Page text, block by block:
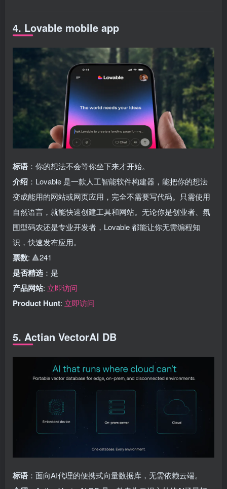
4. Lovable mobile app
标语 ：你的想法不会等你坐下来才开始。
介绍 ：Lovable 是一款人工智能软件构建器，能把你的想法
变成能用的网站或网页应用，完全不需要写代码。只需使用
自然语言，就能快速创建工具和网站。无论你是创业者、氛
围型码农还是专业开发者，Lovable 都能让你无需编程知
识，快速发布应用。
票数: 🔺241
是否精选 ：是
产品网站: 立即访问
Product Hunt: 立即访问
5. Actian VectorAI DB
标语 ：面向AI代理的便携式向量数据库，无需依赖云端。